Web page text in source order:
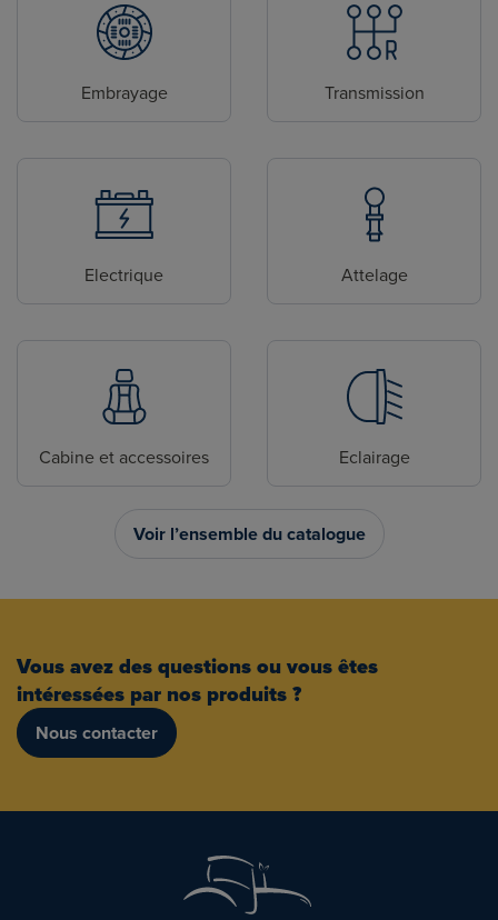
Embrayage Transmission
Electrique Attelage
Cabine et accessoires Eclairage
Voir l’ensemble du catalogue
Vous avez des questions ou vous êtes
intéressées par nos produits ?
Nous contacter